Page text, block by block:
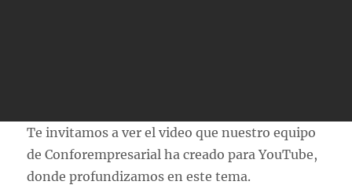
Te invitamos a ver el video que nuestro equipo
de Conforempresarial ha creado para YouTube,
donde profundizamos en este tema.